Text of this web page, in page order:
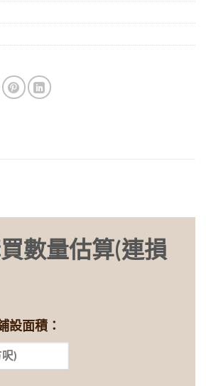
數量估算(連損
設面積：